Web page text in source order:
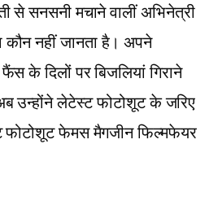
से सनसनी मचाने वालीं अभिनेत्री
कौन नहीं जानता है। अपने
के दिलों पर बिजलियां गिराने
उन्होंने लेटेस्ट फोटोशूट के जरिए
फोटोशूट फेमस मैगजीन फिल्मफेयर